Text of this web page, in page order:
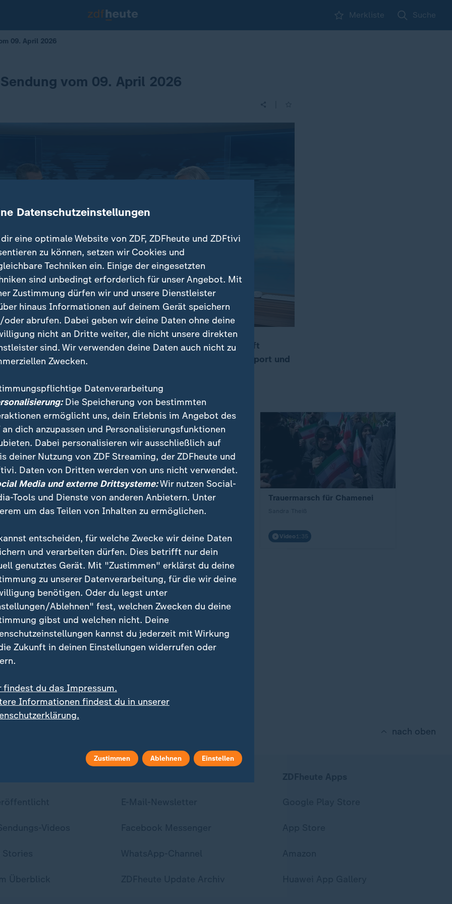
Merkliste Suche
09. April 2026
vom 09. April 2026
Iran-Krieg setzt Deutschland unter Druck; Israel greift
Abschied von Mario Adorf; weiteren Nachrichten, dem Sport und
echte Belastungsprobe
Nato"
2:17
Israel greift Libanon massiv an
Golineh Atai
Video1:33
Trauermarsch für Chamenei
Video 1:35
verbietet Nobelpreis-
Abschied von Mario Adorf
nach oben
Datenschutzeinstellungen
eine optimale Website von ZDF, ZDFheute und ZDFtivi
zu können, setzen wir Cookies und
Techniken ein. Einige der eingesetzten
sind unbedingt erforderlich für unser Angebot. Mit
Zustimmung dürfen wir und unsere Dienstleister
hinaus Informationen auf deinem Gerät speichern
oder abrufen. Dabei geben wir deine Daten ohne deine
nicht an Dritte weiter, die nicht unsere direkten
sind. Wir verwenden deine Daten auch nicht zu
Zwecken.
Datenverarbeitung
Die Speicherung von bestimmten
ermöglicht uns, dein Erlebnis im Angebot des
an dich anzupassen und Personalisierungsfunktionen
Dabei personalisieren wir ausschließlich auf
deiner Nutzung von ZDF Streaming, der ZDFheute und
Daten von Dritten werden von uns nicht verwendet.
Media und externe Drittsysteme:Wir nutzen Social-
Tools und Dienste von anderen Anbietern. Unter
um das Teilen von Inhalten zu ermöglichen.
entscheiden, für welche Zwecke wir deine Daten
und verarbeiten dürfen. Dies betrifft nur dein
genutztes Gerät. Mit "Zustimmen" erklärst du deine
zu unserer Datenverarbeitung, für die wir deine
benötigen. Oder du legst unter
Ablehnen" fest, welchen Zwecken du deine
gibst und welchen nicht. Deine
kannst du jederzeit mit Wirkung
Zukunft in deinen Einstellungen widerrufen oder
findest du das Impressum.
Informationen findest du in unserer
Zustimmen Ablehnen Einstellen